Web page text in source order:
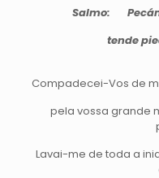
Salmo:
tende piedade
Compadecei-Vos de
pela vossa grande
Lavai-me de toda a